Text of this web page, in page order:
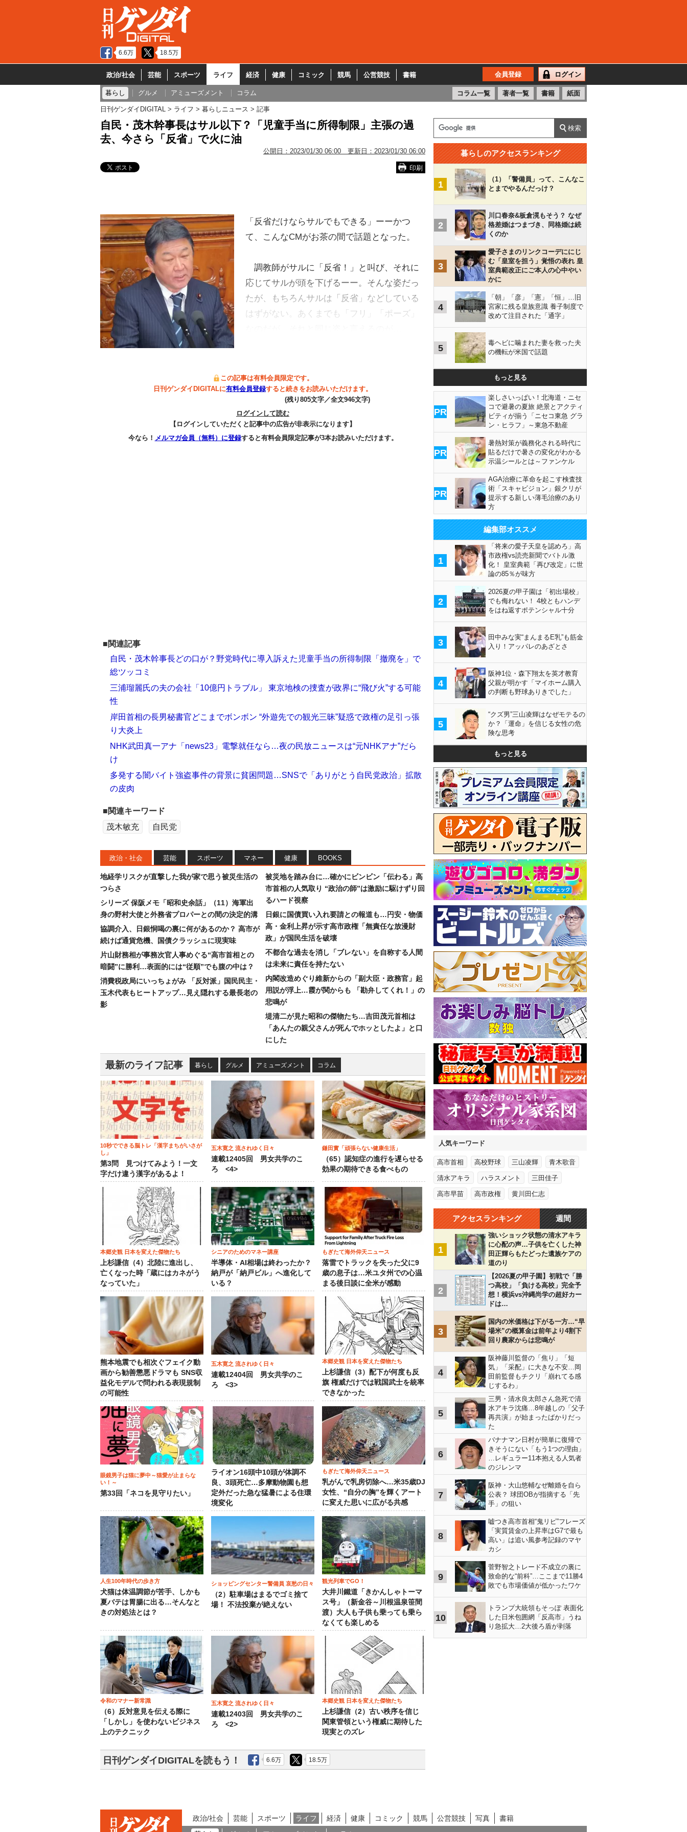
6.6万 18.5万
政治/社会 芸能 スポーツ ライフ 経済 健康 コミック 競馬 公営競技 書籍 会員登録 ログイン
暮らし グルメ アミューズメント コラム コラム一覧 著者一覧 書籍 紙面
日刊ゲンダイDIGITAL ライフ 暮らしニュース 記事
自民・茂木幹事長はサル以下？「児童手当に所得制限」主張の過
去、今さら「反省」で火に油
公開日： 2023/01/30 06:00 更新日： 2023/01/30 06:00
印刷
「反省だけならサルでもできる」ーーかつ
て、こんなCMがお茶の間で話題となった。
調教師がサルに「反省！」と叫び、それに
応じてサルが頭を下げるーー。そんな姿だっ
たが、もちろんサルは「反省」などしている
はずがない。あくまでも「フリ」「ポーズ」
この記事は有料会員限定です。
日刊ゲンダイDIGITALに有料会員登録すると続きをお読みいただけます。
(残り805文字／全文946文字)
ログインして読む
【ログインしていただくと記事中の広告が非表示になります】
今なら！ メルマガ会員（無料）に登録すると有料会員限定記事が3本お読みいただけます。
■関連記事
自民・茂木幹事長どの口が？野党時代に導入訴えた児童手当の所得制限「撤廃を」で
総ツッコミ
三浦瑠麗氏の夫の会社「10億円トラブル」 東京地検の捜査が政界に“飛び火”する可能
性
岸田首相の長男秘書官どこまでボンボン “外遊先での観光三昧”疑惑で政権の足引っ張
り大炎上
NHK武田真一アナ「news23」電撃就任なら…夜の民放ニュースは“元NHKアナ”だら
け
多発する闇バイト強盗事件の背景に貧困問題…SNSで「ありがとう自民党政治」拡散
の皮肉
■関連キーワード
茂木敏充
自民党
政治・社会 芸能 スポーツ マネー 健康 BOOKS
地経学リスクが直撃した我が家で思う被災生活の
つらさ
シリーズ 保阪メモ「昭和史余話」（11）海軍出
身の野村大使と外務省プロパーとの間の決定的溝
協調介入、日銀恫喝の裏に何があるのか？ 高市が
続けば通貨危機、国債クラッシュに現実味
片山財務相が事務次官人事めぐる“高市首相との
暗闘”に勝利…表面的には“従順”でも腹の中は？
消費税政局にいっちょがみ 「反対派」国民民主・
玉木代表もヒートアップ…見え隠れする最長老の
影
被災地を踏み台に…確かにビンビン「伝わる」高
市首相の人気取り “政治の師”は激励に駆けずり回
るハード視察
日銀に国債買い入れ要請との報道も…円安・物価
高・金利上昇が示す高市政権「無責任な放漫財
政」が国民生活を破壊
不都合な過去を消し「ブレない」を自称する人間
は未来に責任を持たない
内閣改造めぐり維新からの「副大臣・政務官」起
用説が浮上…霞が関からも 「勘弁してくれ！」の
悲鳴が
堤清二が見た昭和の傑物たち…吉田茂元首相は
「あんたの親父さんが死んでホッとしたよ」と口
にした
最新のライフ記事 暮らし グルメ アミューズメント コラム
10秒でできる脳トレ「漢字まちがいさが
し」
第3問 見つけてみよう！一文
字だけ違う漢字があるよ！
五木寛之 流されゆく日々
連載12405回 男女共学のこ
ろ <4>
鎌田實「頑張らない健康生活」
（65）認知症の進行を遅らせる
効果の期待できる食べもの
本郷史観 日本を変えた傑物たち
上杉謙信（4）北陸に進出し、
亡くなった時「蔵にはカネがう
なっていた」
シニアのためのマネー講座
半導体・AI相場は終わったか？
納戸が「納戸ビル」へ進化して
いる？
もぎたて海外仰天ニュース
落雷でトラックを失った父に9
歳の息子は…米ユタ州での心温
まる後日談に全米が感動
熊本地震でも相次ぐフェイク動
画から勧善懲悪ドラマも SNS収
益化モデルで問われる表現規制
の可能性
五木寛之 流されゆく日々
連載12404回 男女共学のこ
ろ <3>
本郷史観 日本を変えた傑物たち
上杉謙信（3）配下が何度も反
旗 権威だけでは戦国武士を統率
できなかった
眼鏡男子は猫に夢中～猫愛が止まらな
い！～
第33回「ネコを見守りたい」
ライオン16頭中10頭が体調不
良、3頭死亡…多摩動物園も想
定外だった急な猛暑による住環
境変化
もぎたて海外仰天ニュース
乳がんで乳房切除へ…米35歳DJ
女性、“自分の胸”を輝くアート
に変えた思いに広がる共感
人生100年時代の歩き方
犬猫は体温調節が苦手、しかも
夏バテは胃腸に出る…そんなと
きの対処法とは？
ショッピングセンター警備員 哀愁の日々
（2）駐車場はまるでゴミ捨て
場！ 不法投棄が絶えない
観光列車でGO！
大井川鐵道「きかんしゃトーマ
ス号」（新金谷～川根温泉笹間
渡）大人も子供も乗っても乗ら
なくても楽しめる
令和のマナー新常識
（6）反対意見を伝える際に
「しかし」を使わないビジネス
上のテクニック
五木寛之 流されゆく日々
連載12403回 男女共学のこ
ろ <2>
本郷史観 日本を変えた傑物たち
上杉謙信（2）古い秩序を信じ
関東管領という権威に期待した
現実とのズレ
日刊ゲンダイDIGITALを読もう！ 6.6万 18.5万
暮らしのアクセスランキング
1
（1）「警備員」って、こんなこ
とまでやるんだっけ？
2
川口春奈&板倉滉もそう？ なぜ
格差婚はつまづき、同格婚は続
くのか
3
愛子さまのリンクコーデににじ
む「皇室を担う」覚悟の表れ 皇
室典範改正にご本人の心中やい
かに
4
「朝」「彦」「憲」「恒」…旧
宮家に残る皇族意識 養子制度で
改めて注目された「通字」
5
毒ヘビに噛まれた妻を救った夫
の機転が米国で話題
もっと見る
PR
楽しさいっぱい！北海道・ニセ
コで避暑の夏旅 絶景とアクティ
ビティが揃う「ニセコ東急 グラ
ン・ヒラフ」～東急不動産
PR
暑熱対策が義務化される時代に
貼るだけで暑さの変化がわかる
示温シールとは～ファンケル
PR
AGA治療に革命を起こす検査技
術「スキャビジョン」銀クリが
提示する新しい薄毛治療のあり
方
編集部オススメ
1
「将来の愛子天皇を認めろ」高
市政権vs読売新聞でバトル激
化！ 皇室典範「再び改定」に世
論の85％が味方
2
2026夏の甲子園は「初出場校」
でも侮れない！ 4校ともハンデ
をはね返すポテンシャル十分
3
田中みな実“まんまるE乳”も筋金
入り！アッパレのあざとさ
4
阪神1位・森下翔太を英才教育
父親が明かす「マイホーム購入
の判断も野球ありきでした」
5
“クズ男”三山凌輝はなぜモテるの
か？「運命」を信じる女性の危
険な思考
もっと見る
人気キーワード
高市首相 高校野球 三山凌輝 青木歌音
清水アキラ ハラスメント 三田佳子
高市早苗 高市政権 黄川田仁志
アクセスランキング 週間
1
強いショック状態の清水アキラ
に心配の声…子供を亡くした神
田正輝らもたどった遺族ケアの
道のり
2
【2026夏の甲子園】初戦で「勝
つ高校」「負ける高校」完全予
想！横浜vs沖縄尚学の超好カー
ドは…
3
国内の米価格は下がる一方…“早
場米”の概算金は前年より4割下
回り農家からは悲鳴が
4
阪神藤川監督の「焦り」「短
気」「采配」に大きな不安…岡
田前監督もチクリ「崩れてる感
じするわ」
5
三男・清水良太郎さん急死で清
水アキラ沈痛…8年越しの「父子
再共演」が始まったばかりだっ
た
6
バナナマン日村が簡単に復帰で
きそうにない「もう1つの理由」
…レギュラー11本抱える人気者
のジレンマ
7
阪神・大山悠輔なぜ離婚を自ら
公表？ 球団OBが指摘する「先
手」の狙い
8
嘘つき高市首相“鬼リピ”フレーズ
「実質賃金の上昇率はG7で最も
高い」は追い風参考記録のマヤ
カシ
9
菅野智之トレード不成立の裏に
致命的な“前科”…ここまで11勝4
敗でも市場価値が低かったワケ
10
トランプ大統領もそっぽ 表面化
した日米包囲網「反高市」うね
り急拡大…2大後ろ盾が剥落
政治/社会 芸能 スポーツ ライフ 経済 健康 コミック 競馬 公営競技 写真
書籍